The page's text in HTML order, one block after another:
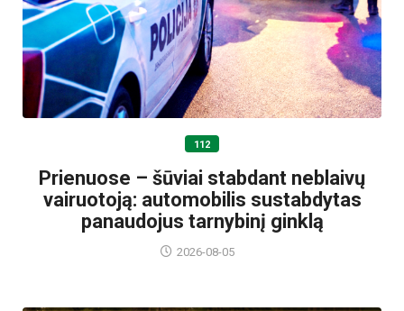
112
Prienuose – šūviai stabdant neblaivų
vairuotoją: automobilis sustabdytas
panaudojus tarnybinį ginklą
2026-08-05